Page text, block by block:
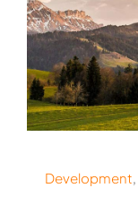
Development,